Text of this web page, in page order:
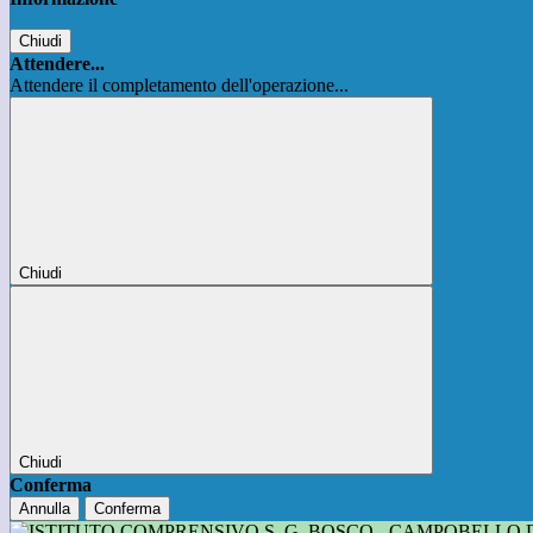
Chiudi
Attendere...
Attendere il completamento dell'operazione...
Chiudi
Chiudi
Conferma
Annulla Conferma